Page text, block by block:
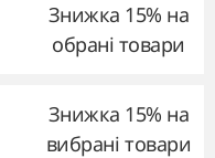
Знижка 15% на
обрані товари
Знижка 15% на
вибрані товари